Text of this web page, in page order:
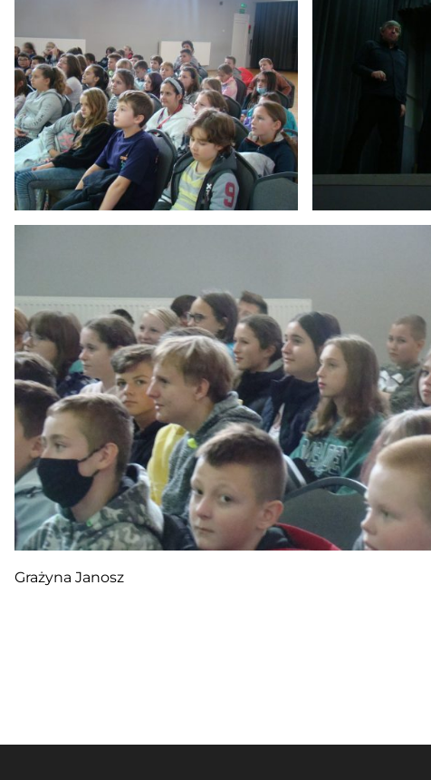
Grażyna Janosz